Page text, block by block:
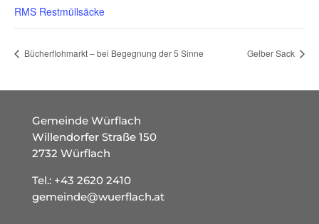
RMS Restmüllsäcke
Bücherflohmarkt – bei Begegnung der 5 Sinne Gelber Sack
Gemeinde Würflach
Willendorfer Straße 150
2732 Würflach
Tel.: +43 2620 2410
gemeinde@wuerflach.at